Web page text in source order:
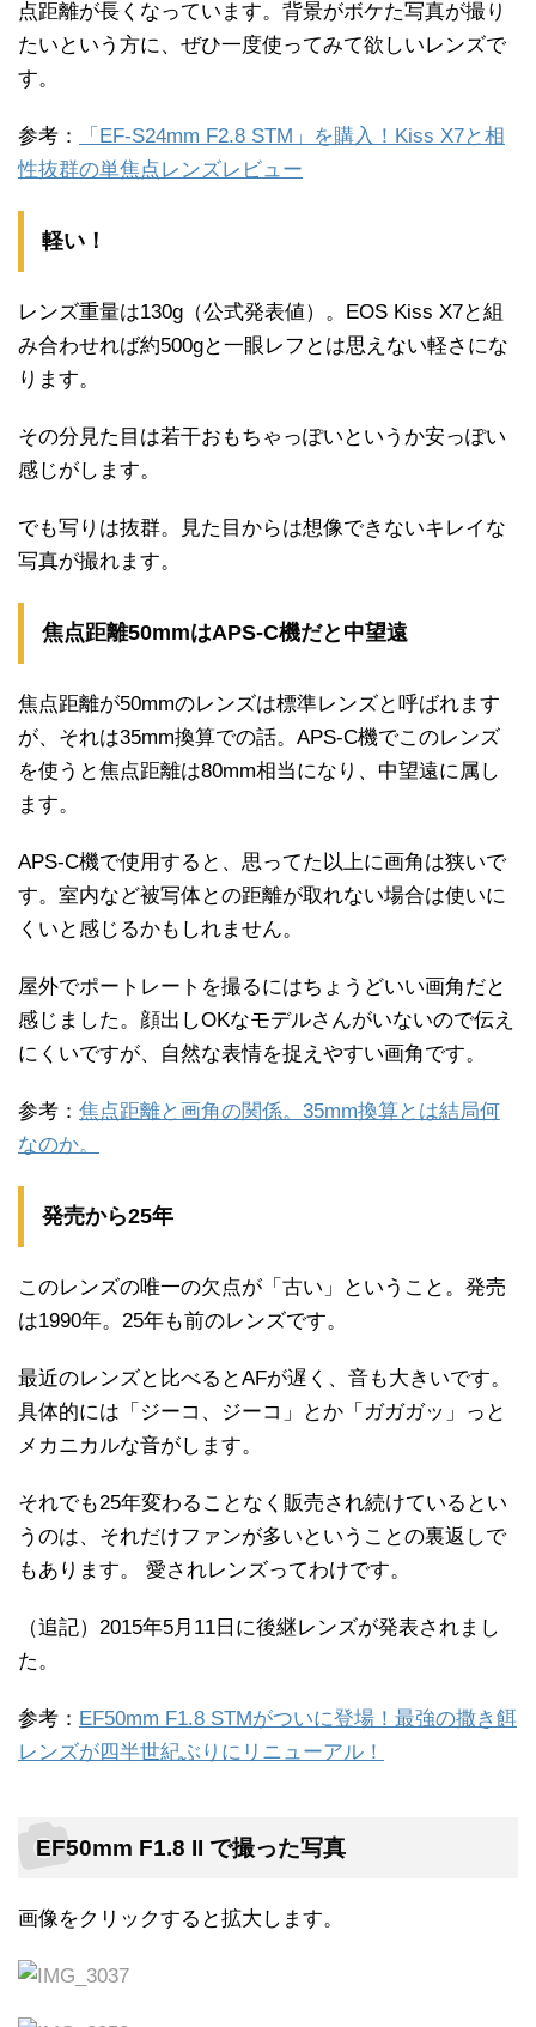
点距離が長くなっています。背景がボケた写真が撮り
たいという方に、ぜひ一度使ってみて欲しいレンズで
す。
参考：
「EF-S24mm F2.8 STM」を購入！Kiss X7と相
性抜群の単焦点レンズレビュー
軽い！
レンズ重量は130g（公式発表値）。EOS Kiss X7と組
み合わせれば約500gと一眼レフとは思えない軽さにな
ります。
その分見た目は若干おもちゃっぽいというか安っぽい
感じがします。
でも写りは抜群。見た目からは想像できないキレイな
写真が撮れます。
焦点距離50mmはAPS-C機だと中望遠
焦点距離が50mmのレンズは標準レンズと呼ばれます
が、それは35mm換算での話。APS-C機でこのレンズ
を使うと焦点距離は80mm相当になり、中望遠に属し
ます。
APS-C機で使用すると、思ってた以上に画角は狭いで
す。室内など被写体との距離が取れない場合は使いに
くいと感じるかもしれません。
屋外でポートレートを撮るにはちょうどいい画角だと
感じました。顔出しOKなモデルさんがいないので伝え
にくいですが、自然な表情を捉えやすい画角です。
参考： 焦点距離と画角の関係。35mm換算とは結局何
なのか。
発売から25年
このレンズの唯一の欠点が「古い」ということ。発売
は1990年。25年も前のレンズです。
最近のレンズと比べるとAFが遅く、音も大きいです。
具体的には「ジーコ、ジーコ」とか「ガガガッ」っと
メカニカルな音がします。
それでも25年変わることなく販売され続けているとい
うのは、それだけファンが多いということの裏返しで
もあります。 愛されレンズってわけです。
（追記）2015年5月11日に後継レンズが発表されまし
た。
参考： EF50mm F1.8 STMがついに登場！最強の撒き餌
レンズが四半世紀ぶりにリニューアル！
EF50mm F1.8 II で撮った写真
画像をクリックすると拡大します。